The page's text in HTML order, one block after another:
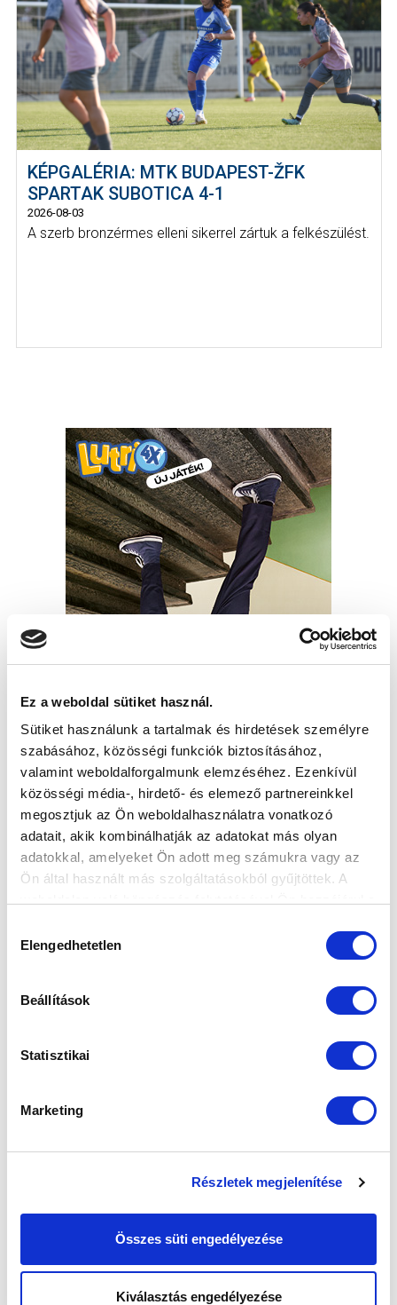
Ez a weboldal sütiket használ.
Sütiket használunk a tartalmak és hirdetések személyre
szabásához, közösségi funkciók biztosításához,
valamint weboldalforgalmunk elemzéséhez. Ezenkívül
közösségi média-, hirdető- és elemező partnereinkkel
megosztjuk az Ön weboldalhasználatra vonatkozó
adatait, akik kombinálhatják az adatokat más olyan
adatokkal, amelyeket Ön adott meg számukra vagy az
Ön által használt más szolgáltatásokból gyűjtöttek. A
kiválasztása
Elengedhetetlen
Beállítások
Statisztikai
Marketing
Részletek megjelenítése
Összes süti engedélyezése
Kiválasztás engedélyezése
KÉPGALÉRIA: MTK BUDAPEST-ŽFK
SPARTAK SUBOTICA 4-1
2026-08-03
A szerb bronzérmes elleni sikerrel zártuk a felkészülést.
KÖVETKEZŐ MÉRKŐZÉS
SÁNDOR KÁROLY LABDARÚGÓ AKADÉMIA
MTK BUDAPEST HÍRLEVÉL
Ne maradjon le egy eseményről sem! Iratkozzon fel ingyenes